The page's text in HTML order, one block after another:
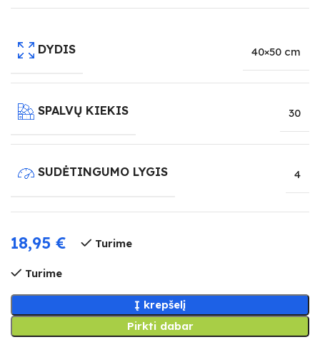
DYDIS 40×50 cm
SPALVŲ KIEKIS 30
SUDĖTINGUMO LYGIS 4
18,95 € Turime
Turime
Į krepšelį
Pirkti dabar